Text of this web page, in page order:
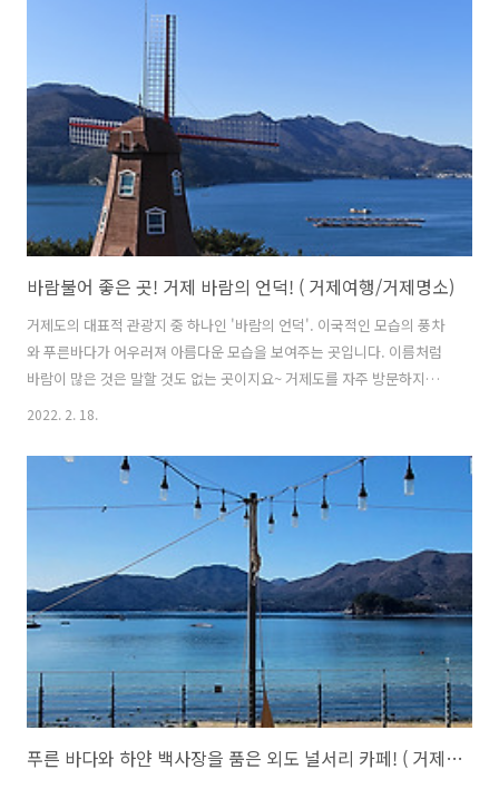
찾았습니다. 왜냐구요? 바로 '동백도시락'을 주문하기 위해서 입니다.ㅎ
ㅎ 여기서 주문한 음식은 바로 옆 온더선셋 카페에서 먹을 수 있답니다.
ㅎㅎㅎ 주문한 동백도시락을 들고 카페로 입장했습니다. 1층에서 당연히
1인 1메뉴의 음료를 주문합니다. ㅎㅎ 근데... 카운터 한켠에 있는 '동..
바람불어 좋은 곳! 거제 바람의 언덕! ( 거제여행/거제명소)
거제도의 대표적 관광지 중 하나인 '바람의 언덕'. 이국적인 모습의 풍차
와 푸른바다가 어우러져 아름다운 모습을 보여주는 곳입니다. 이름처럼
바람이 많은 것은 말할 것도 없는 곳이지요~ 거제도를 자주 방문하지만,
늘 방문객이 많고 혼잡한 탓에 먼 발치에서 눈으로만 즐겼던 곳입니다.
어진 도롯가에 주차한 후 바람의 언덕을 찾았습니다. 도로변에서도 '바람
의 언덕' 풍차가 손에 잡힐 듯한 모습에 발걸음이 빨라집니다. ㅎㅎ 입구
를 따라 걷다보면 어느새 계단이 나오고 풍차가 맞이해 줍니다. 계단 위
에서 바라본 풍차의 모습!! 바람의 언덕을 소개하는 각종 매체애서 보던
바로 그 모습입니다. ㅎㅎㅎ 풍차 주변을 둘러봅니다. 주변의 아름다운
풍경과 어..
2022. 2. 18.
푸른 바다와 하얀 백사장을 품은 외도 널서리 카페! ( 거제 명소/구조라 이색카페 )